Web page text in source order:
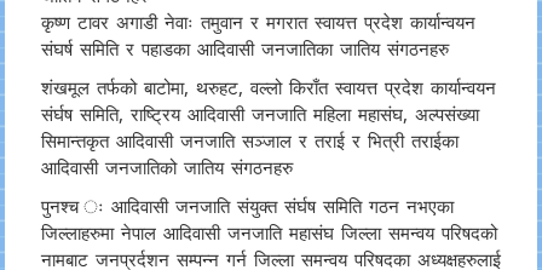
कृष्ण टावर अगाडी नेवाः तमुवान र मगरात स्वायत्त प्रदेश कार्यान्वयन
संघर्ष समिति र पहाडका आदिवासी जनजातिका जातिय संगठनहरु
शंखमूल तर्फको बाटोमा, थरुहट, वल्लो किराँत स्वायत्त प्रदेश कार्यान्वयन
संर्घष समिति, राष्ट्रिय आदिवासी जनजाति महिला महासंघ, अल्पसंख्या
सिमान्तकृत आदिवासी जनजाति सञ्जाल र तराई र भित्री तराईका
आदिवासी जनजातिको जातिय संगठनहरु
पुनश्च ः आदिवासी जनजाति संयुक्त संर्घष समिति गठन नभएका
जिल्लाहरुमा नेपाल आदिवासी जनजाति महासंघ जिल्ला समन्वय परिषदको
नामबाट जनप्रर्दशन सम्पन्न गर्न जिल्ला समन्वय परिषदका अध्यक्षहरुलाई